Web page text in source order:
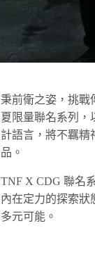
秉前衛之姿，挑戰
夏限量聯名系列，
計語言，將不羈精
品。
TNF X CDG 聯名
內在定力的探索狀
多元可能。